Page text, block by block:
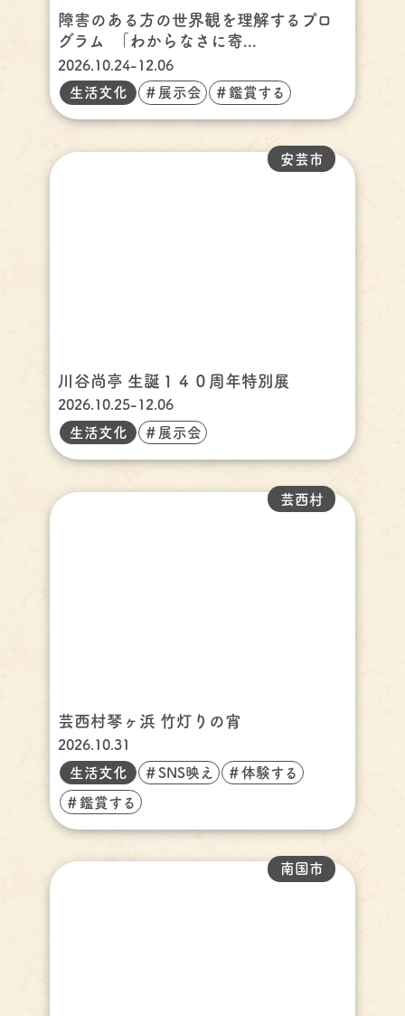
障害のある方の世界観を理解するプロ
グラム ｢わからなさに寄...
2026.10.24-12.06
生活文化
＃展示会 ＃鑑賞する
川谷尚亭 生誕１４０周年特別展
安芸市
2026.10.25-12.06
生活文化
＃展示会
芸西村琴ヶ浜 竹灯りの宵
芸西村
2026.10.31
生活文化
＃SNS映え ＃体験する
＃鑑賞する
南国市